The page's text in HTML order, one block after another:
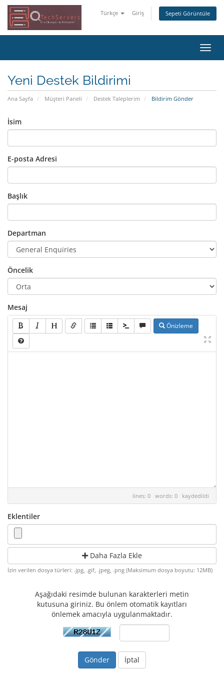
Türkçe Giriş Sepeti Görüntüle
Yeni Destek Bildirimi
Ana Sayfa Müşteri Paneli Destek Taleplerim Bildirim Gönder
İsim
E-posta Adresi
Başlık
Departman
Öncelik
Mesaj
Önizleme
lines: 0 words: 0 kaydedildi
Eklentiler
Daha Fazla Ekle
İzin verilen dosya türleri: .jpg, .gif, .jpeg, .png (Maksimum dosya boyutu: 12MB)
Aşağıdaki resimde bulunan karakterleri metin
kutusuna giriniz. Bu önlem otomatik kayıtları
önlemek amacıyla uygulanmaktadır.
İptal